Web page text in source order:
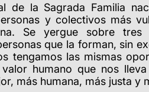
de la Sagrada Familia
y colectivos más
Se yergue sobre
que la forman, sin
tengamos las mismas
humano que nos
más humana, más justa y